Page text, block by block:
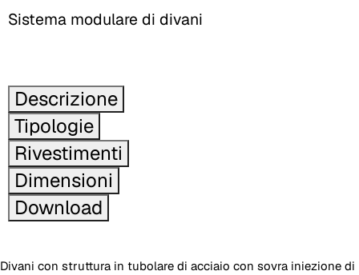
Sistema modulare di divani
Descrizione
Tipologie
Rivestimenti
Dimensioni
Download
Divani con struttura in tubolare di acciaio con sovra iniezione di